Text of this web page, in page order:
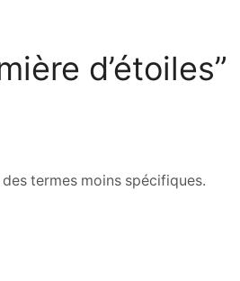
d’étoiles”
termes moins spécifiques.